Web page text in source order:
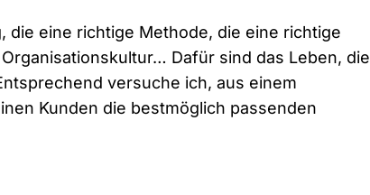
die eine richtige Methode, die eine richtige
Dafür sind das Leben, die
versuche ich, aus einem
Kunden die bestmöglich passenden